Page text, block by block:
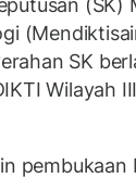
(SK)
SK
Wilayah
pembukaan